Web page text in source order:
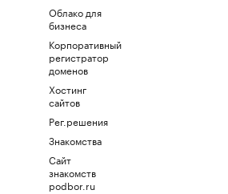
Облако для
бизнеса
Корпоративный
регистратор
доменов
Хостинг
сайтов
Рег.решения
Знакомства
Сайт
знакомств
podbor.ru